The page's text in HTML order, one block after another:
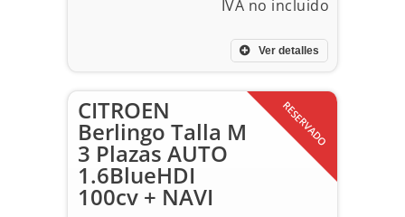
Ver detalles
RESERVADO
CITROEN
Berlingo Talla M
3 Plazas AUTO
1.6BlueHDI
100cv + NAVI